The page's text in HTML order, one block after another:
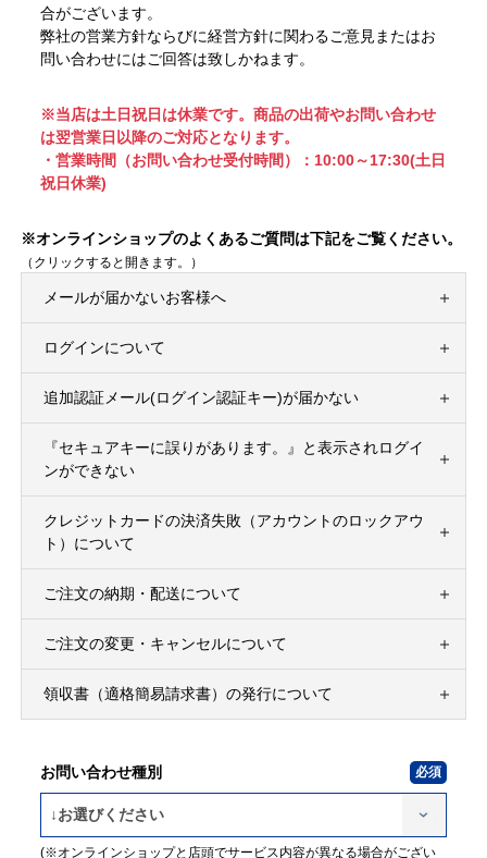
合がございます。
弊社の営業方針ならびに経営方針に関わるご意見またはお
問い合わせにはご回答は致しかねます。
※当店は土日祝日は休業です。商品の出荷やお問い合わせ
は翌営業日以降のご対応となります。
・営業時間（お問い合わせ受付時間）：10:00～17:30(土日
祝日休業)
※オンラインショップのよくあるご質問は下記をご覧ください。
（クリックすると開きます。）
メールが届かないお客様へ
ログインについて
追加認証メール(ログイン認証キー)が届かない
『セキュアキーに誤りがあります。』と表示されログイ
ンができない
クレジットカードの決済失敗（アカウントのロックアウ
ト）について
ご注文の納期・配送について
ご注文の変更・キャンセルについて
領収書（適格簡易請求書）の発行について
お問い合わせ種別
(※オンラインショップと店頭でサービス内容が異なる場合がござい